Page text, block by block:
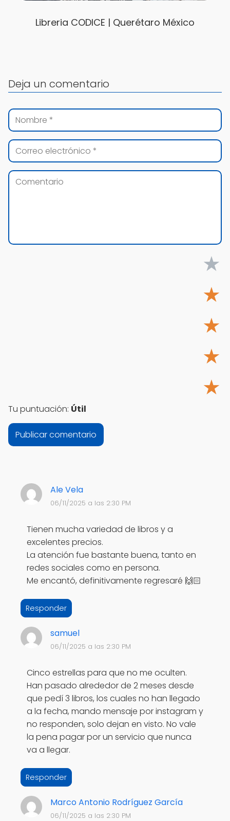
Libreria CODICE | Querétaro México
Ale Vela
06/11/2025 a las 2:30 PM
Tienen mucha variedad de libros y a
excelentes precios.
La atención fue bastante buena, tanto en
redes sociales como en persona.
Me encantó, definitivamente regresaré 🙌🏻
Responder
samuel
06/11/2025 a las 2:30 PM
Cinco estrellas para que no me oculten.
Han pasado alrededor de 2 meses desde
que pedí 3 libros, los cuales no han llegado
a la fecha, mando mensaje por instagram y
no responden, solo dejan en visto. No vale
la pena pagar por un servicio que nunca
va a llegar.
Responder
Marco Antonio Rodríguez García
06/11/2025 a las 2:30 PM
Deja un comentario
★
★
★
★
★
Tu puntuación: Útil